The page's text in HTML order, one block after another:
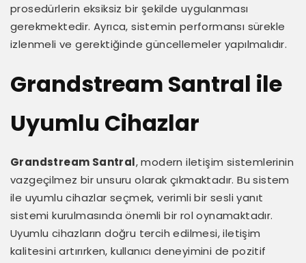
prosedürlerin eksiksiz bir şekilde uygulanması
gerekmektedir. Ayrıca, sistemin performansı sürekle
izlenmeli ve gerektiğinde güncellemeler yapılmalıdır.
Grandstream Santral ile
Uyumlu Cihazlar
Grandstream Santral, modern iletişim sistemlerinin
vazgeçilmez bir unsuru olarak çıkmaktadır. Bu sistem
ile uyumlu cihazlar seçmek, verimli bir sesli yanıt
sistemi kurulmasında önemli bir rol oynamaktadır.
Uyumlu cihazların doğru tercih edilmesi, iletişim
kalitesini artırırken, kullanıcı deneyimini de pozitif